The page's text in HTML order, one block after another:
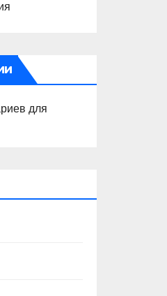
для